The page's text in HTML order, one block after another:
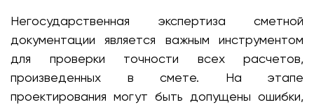
Негосударственная экспертиза сметной
документации является важным инструментом
для проверки точности всех расчетов,
произведенных в смете. На этапе
проектирования могут быть допущены ошибки,